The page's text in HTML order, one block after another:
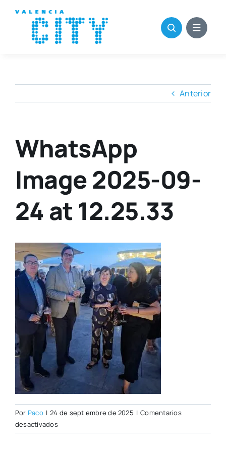
contenido
Anterior
WhatsApp
Image 2025-09-
24 at 12.25.33
Por Paco | 24 de septiembre de 2025 | Comentarios
desactivadosen
WhatsApp